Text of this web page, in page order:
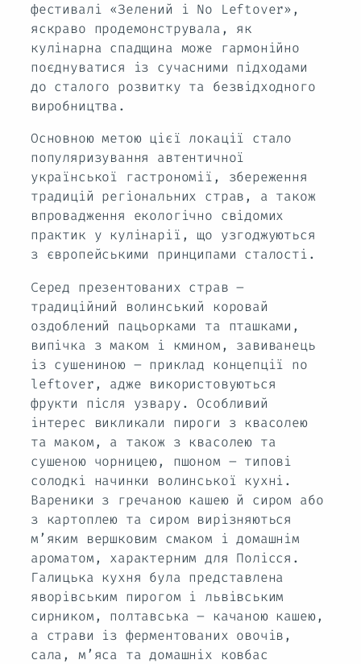
фестивалі «Зелений і No Leftover»,
яскраво продемонструвала, як
кулінарна спадщина може гармонійно
поєднуватися із сучасними підходами
до сталого розвитку та безвідходного
виробництва.
Основною метою цієї локації стало
популяризування автентичної
української гастрономії, збереження
традицій регіональних страв, а також
впровадження екологічно свідомих
практик у кулінарії, що узгоджуються
з європейськими принципами сталості.
Серед презентованих страв –
традиційний волинський коровай
оздоблений пацьорками та пташками,
випічка з маком і кмином, завиванець
із сушениною – приклад концепції no
leftover, адже використовуються
фрукти після узвару. Особливий
інтерес викликали пироги з квасолею
та маком, а також з квасолею та
сушеною чорницею, пшоном – типові
солодкі начинки волинської кухні.
Вареники з гречаною кашею й сиром або
з картоплею та сиром вирізняються
м’яким вершковим смаком і домашнім
ароматом, характерним для Полісся.
Галицька кухня була представлена
яворівським пирогом і львівським
сирником, полтавська – качаною кашею,
а страви із ферментованих овочів,
сала, м’яса та домашніх ковбас